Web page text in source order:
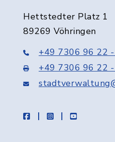
Hettstedter Platz 1
89269 Vöhringen
+49 7306 96 22
+49 7306 96 22
facebookinstagramyoutube